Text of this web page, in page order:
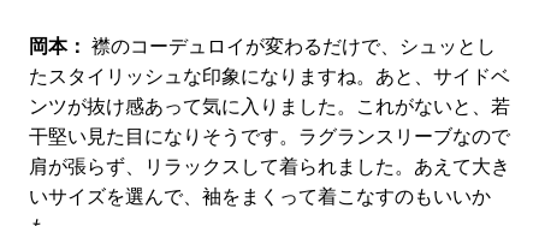
岡本： 襟のコーデュロイが変わるだけで、シュッとし
たスタイリッシュな印象になりますね。あと、サイドベ
ンツが抜け感あって気に入りました。これがないと、若
干堅い見た目になりそうです。ラグランスリーブなので
肩が張らず、リラックスして着られました。あえて大き
いサイズを選んで、袖をまくって着こなすのもいいか